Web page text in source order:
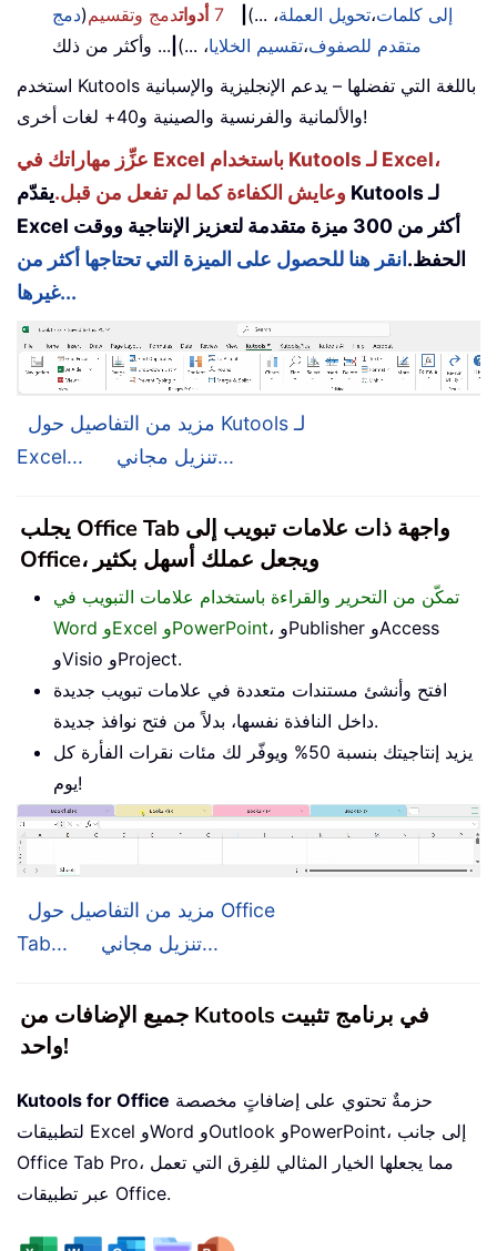
إلى كلمات،تحويل العملة، ...) 7 أدواتدمج وتقسيم(دمج
متقدم للصفوف،تقسيم الخلايا، ...) ... وأكثر من ذلك
استخدم Kutools باللغة التي تفضلها – يدعم الإنجليزية والإسبانية
والألمانية والفرنسية والصينية و40+ لغات أخرى!
عزِّز مهاراتك في Excel باستخدام Kutools لـ Excel،
وعايش الكفاءة كما لم تفعل من قبل.يقدّم Kutools لـ
Excel أكثر من 300 ميزة متقدمة لتعزيز الإنتاجية ووقت
الحفظ. انقر هنا للحصول على الميزة التي تحتاجها أكثر من
غيرها...
مزيد من التفاصيل حول Kutools لـ
Excel...
تنزيل مجاني...
يجلب Office Tab واجهة ذات علامات تبويب إلى
Office، ويجعل عملك أسهل بكثير
تمكّن من التحرير والقراءة باستخدام علامات التبويب في
Word وExcel وPowerPoint، وPublisher وAccess
وVisio وProject.
افتح وأنشئ مستندات متعددة في علامات تبويب جديدة
داخل النافذة نفسها، بدلاً من فتح نوافذ جديدة.
يزيد إنتاجيتك بنسبة 50% ويوفّر لك مئات نقرات الفأرة كل
يوم!
مزيد من التفاصيل حول Office
Tab...
تنزيل مجاني...
جميع الإضافات من Kutools في برنامج تثبيت
واحد!
Kutools for Office
لتطبيقات Excel وWord وOutlook وPowerPoint، إلى جانب
Office Tab Pro، مما يجعلها الخيار المثالي للفِرق التي تعمل
عبر تطبيقات Office.